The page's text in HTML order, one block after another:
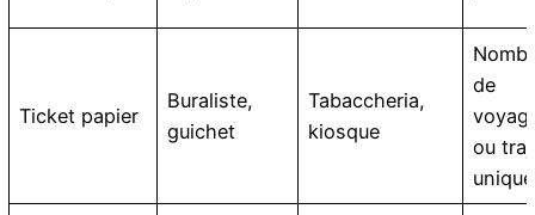
Ticket papier
Buraliste,
guichet
Tabaccheria,
kiosque
de
ou
unique